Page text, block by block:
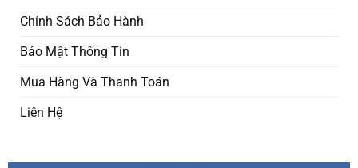
Chính Sách Bảo Hành
Bảo Mật Thông Tin
Mua Hàng Và Thanh Toán
Liên Hệ